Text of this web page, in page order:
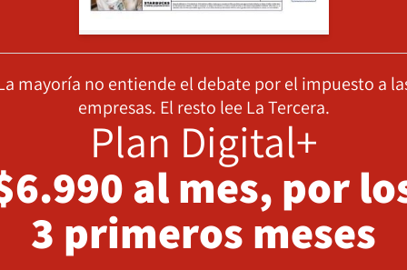
mayoría no entiende el debate por el impuesto a
empresas. El resto lee La Tercera.
Plan Digital+
al mes, por
3 primeros meses